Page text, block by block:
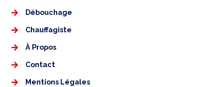
Débouchage
Chauffagiste
À Propos
Contact
Mentions Légales​